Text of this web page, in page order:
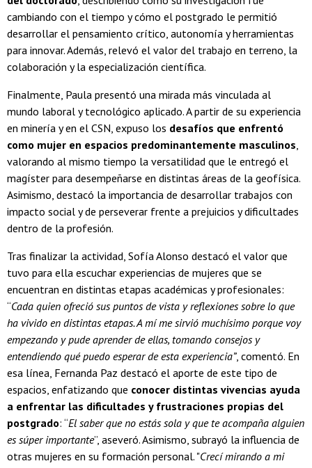
cambiando con el tiempo y cómo el postgrado le permitió
desarrollar el pensamiento crítico, autonomía y herramientas
para innovar. Además, relevó el valor del trabajo en terreno, la
colaboración y la especialización científica.
Finalmente, Paula presentó una mirada más vinculada al
mundo laboral y tecnológico aplicado. A partir de su experiencia
en minería y en el CSN, expuso los desafíos que enfrentó
como mujer en espacios predominantemente masculinos
valorando al mismo tiempo la versatilidad que le entregó el
magíster para desempeñarse en distintas áreas de la geofísica.
Asimismo, destacó la importancia de desarrollar trabajos con
impacto social y de perseverar frente a prejuicios y dificultades
dentro de la profesión.
Tras finalizar la actividad, Sofía Alonso destacó el valor que
tuvo para ella escuchar experiencias de mujeres que se
encuentran en distintas etapas académicas y profesionales:
“Cada quien ofreció sus puntos de vista y reflexiones sobre lo que
ha vivido en distintas etapas. A mí me sirvió muchísimo porque voy
empezando y pude aprender de ellas, tomando consejos y
entendiendo qué puedo esperar de esta experiencia”, comentó. En
esa línea, Fernanda Paz destacó el aporte de este tipo de
espacios, enfatizando que conocer distintas vivencias ayuda
a enfrentar las dificultades y frustraciones propias del
postgrado: “El saber que no estás sola y que te acompaña alguien
es súper importante”, aseveró. Asimismo, subrayó la influencia de
otras mujeres en su formación personal. "Crecí mirando a mi